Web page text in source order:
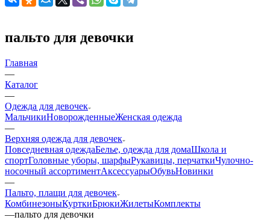
пальто для девочки
Главная
—
Каталог
—
Одежда для девочек
МальчикиНоворожденныеЖенская одежда
—
Верхняя одежда для девочек
Повседневная одеждаБелье, одежда для домаШкола и
спортГоловные уборы, шарфыРукавицы, перчаткиЧулочно-
носочный ассортиментАксессуарыОбувьНовинки
—
Пальто, плащи для девочек
КомбинезоныКурткиБрюкиЖилетыКомплекты
—пальто для девочки